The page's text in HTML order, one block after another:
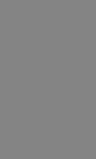
si
si simpli
prin